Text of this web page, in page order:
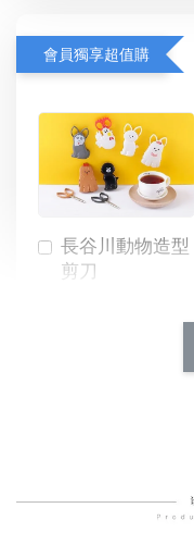
會員獨享超值購
長谷川動物造型
剪刀